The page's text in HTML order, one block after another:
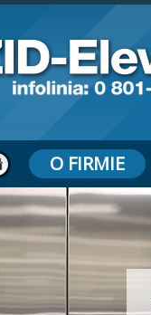
O FIRMIE